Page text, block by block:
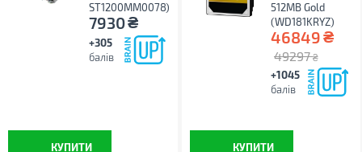
ST1200MM0078)
7930₴
+305
балів
КУПИТИ
512MB Gold
(WD181KRYZ)
46849₴
49297 ₴
+1045
балів
КУПИТИ